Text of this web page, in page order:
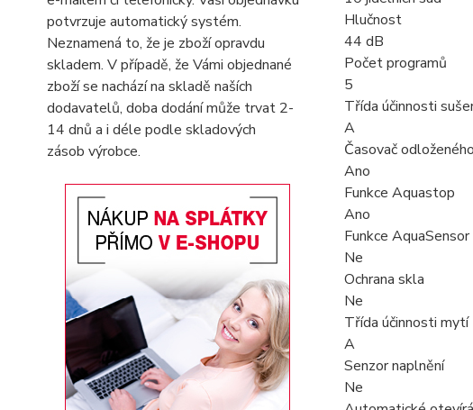
potvrzuje automatický systém.
Neznamená to, že je zboží opravdu
skladem. V případě, že Vámi objednané
zboží se nachází na skladě naších
dodavatelů, doba dodání může trvat 2-
14 dnů a i déle podle skladových
zásob výrobce.
Hlučnost
44 dB
Počet programů
5
Třída účinnosti
A
Časovač
Ano
Funkce Aquastop
Ano
Funkce AquaSensor
Ne
Ochrana skla
Ne
Třída účinnosti mytí
A
Senzor naplnění
Ne